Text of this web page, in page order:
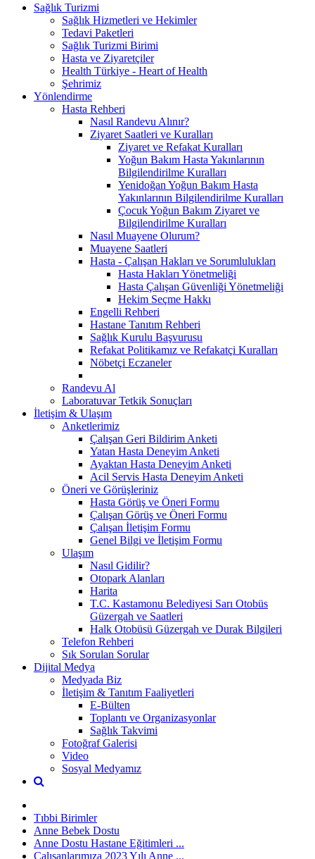
Sağlık Turizmi
Sağlık Hizmetleri ve Hekimler
Tedavi Paketleri
Sağlık Turizmi Birimi
Hasta ve Ziyaretçiler
Health Türkiye - Heart of Health
Şehrimiz
Yönlendirme
Hasta Rehberi
Nasıl Randevu Alınır?
Ziyaret Saatleri ve Kuralları
Ziyaret ve Refakat Kuralları
Yoğun Bakım Hasta Yakınlarının
Bilgilendirilme Kuralları
Yenidoğan Yoğun Bakım Hasta
Yakınlarının Bilgilendirilme Kuralları
Çocuk Yoğun Bakım Ziyaret ve
Bilgilendirilme Kuralları
Nasıl Muayene Olurum?
Muayene Saatleri
Hasta - Çalışan Hakları ve Sorumlulukları
Hasta Hakları Yönetmeliği
Hasta Çalışan Güvenliği Yönetmeliği
Hekim Seçme Hakkı
Engelli Rehberi
Hastane Tanıtım Rehberi
Sağlık Kurulu Başvurusu
Refakat Politikamız ve Refakatçi Kuralları
Nöbetçi Eczaneler
Randevu Al
Laboratuvar Tetkik Sonuçları
İletişim & Ulaşım
Anketlerimiz
Çalışan Geri Bildirim Anketi
Yatan Hasta Deneyim Anketi
Ayaktan Hasta Deneyim Anketi
Acil Servis Hasta Deneyim Anketi
Öneri ve Görüşleriniz
Hasta Görüş ve Öneri Formu
Çalışan Görüş ve Öneri Formu
Çalışan İletişim Formu
Genel Bilgi ve İletişim Formu
Ulaşım
Nasıl Gidilir?
Otopark Alanları
Harita
T.C. Kastamonu Belediyesi Sarı Otobüs
Güzergah ve Saatleri
Halk Otobüsü Güzergah ve Durak Bilgileri
Telefon Rehberi
Sık Sorulan Sorular
Dijital Medya
Medyada Biz
İletişim & Tanıtım Faaliyetleri
E-Bülten
Toplantı ve Organizasyonlar
Sağlık Takvimi
Fotoğraf Galerisi
Video
Sosyal Medyamız
Tıbbi Birimler
Anne Bebek Dostu
Anne Dostu Hastane Eğitimleri ...
Çalışanlarımıza 2023 Yılı Anne ...